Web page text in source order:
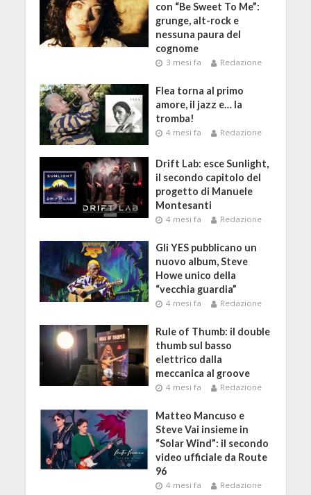
con “Be Sweet To Me”:
grunge, alt-rock e
nessuna paura del
cognome
3 mesi fa Redazione
Flea torna al primo
amore, il jazz e… la
tromba!
4 mesi fa Redazione
Drift Lab: esce Sunlight,
il secondo capitolo del
progetto di Manuele
Montesanti
4 mesi fa Redazione
Gli YES pubblicano un
nuovo album, Steve
Howe unico della
“vecchia guardia”
4 mesi fa Redazione
Rule of Thumb: il double
thumb sul basso
elettrico dalla
meccanica al groove
4 mesi fa Redazione
Matteo Mancuso e
Steve Vai insieme in
“Solar Wind”: il secondo
video ufficiale da Route
96
4 mesi fa Redazione